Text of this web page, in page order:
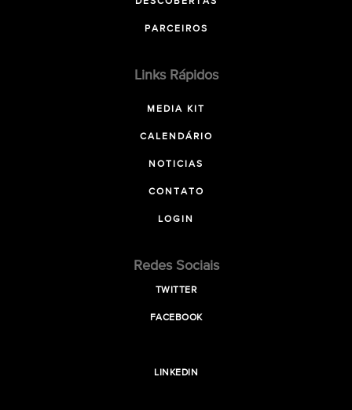
PARCEIROS
Links Rápidos
MEDIA KIT
CALENDÁRIO
NOTICIAS
CONTATO
LOGIN
Redes Sociais
TWITTER
FACEBOOK
LINKEDIN